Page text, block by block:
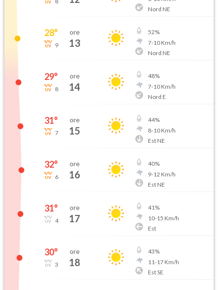
Nord NE
28°
9
ore
13
52%
7-10Km/h
Nord NE
29°
8
ore
14
48%
7-10Km/h
Nord E
31°
7
ore
15
44%
8-10Km/h
Est NE
32°
6
ore
16
40%
9-12 Km/h
Est NE
31°
4
ore
17
41%
10-15 Km/h
Est
30°
3
ore
18
43%
11-17Km/h
Est SE